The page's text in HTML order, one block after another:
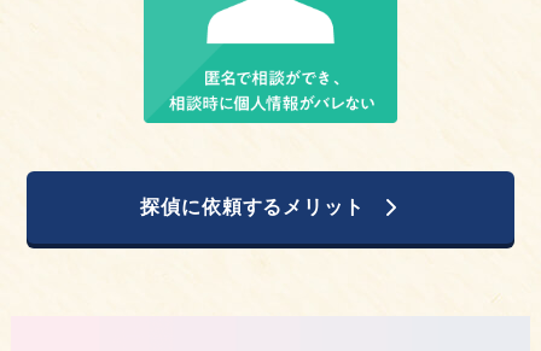
探偵に依頼するメリット